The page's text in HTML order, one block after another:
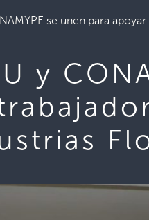
se unen para
y